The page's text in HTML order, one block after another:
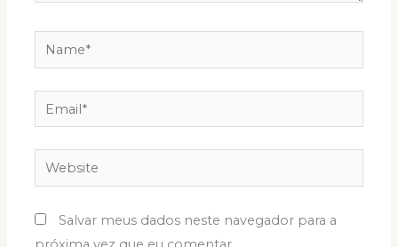
Name*
Email*
Website
Salvar meus dados neste navegador para a